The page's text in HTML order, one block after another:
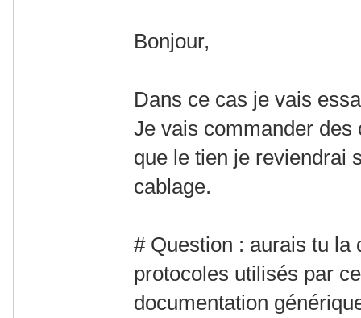
Bonjour,
Dans ce cas je vais
Je vais commander
que le tien je reviendrai
cablage.
# Question : aurais tu la
protocoles utilisés par
documentation